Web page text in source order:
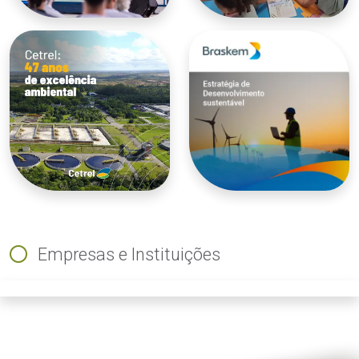
Empresas e Instituições